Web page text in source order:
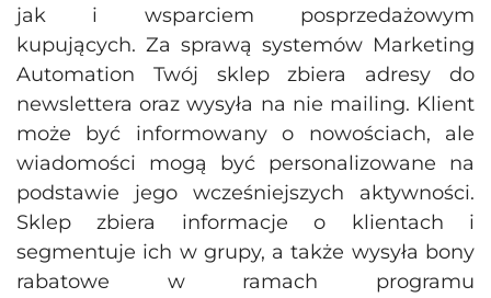
jak i wsparciem posprzedażowym
kupujących. Za sprawą systemów Marketing
Automation Twój sklep zbiera adresy do
newslettera oraz wysyła na nie mailing. Klient
może być informowany o nowościach, ale
wiadomości mogą być personalizowane na
podstawie jego wcześniejszych aktywności.
Sklep zbiera informacje o klientach i
segmentuje ich w grupy, a także wysyła bony
rabatowe w ramach programu